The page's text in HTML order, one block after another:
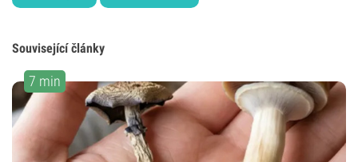
Související články
7 min